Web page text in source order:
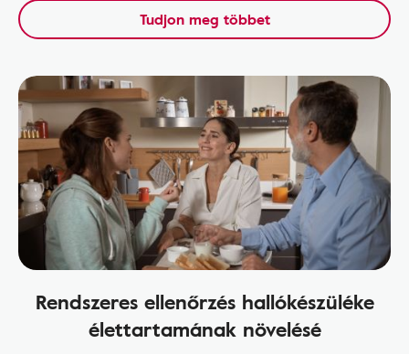
Tudjon meg többet
Rendszeres ellenőrzés hallókészüléke
élettartamának növelésé